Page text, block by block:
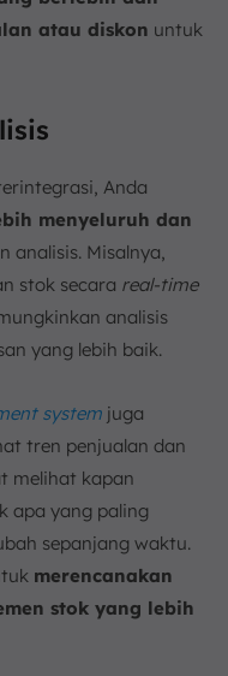
atau diskon untuk
Anda
menyeluruh dan
analisis. Misalnya,
stok secara real-time
analisis
yang lebih baik.
system juga
tren penjualan dan
melihat kapan
apa yang paling
sepanjang waktu.
merencanakan
stok yang lebih